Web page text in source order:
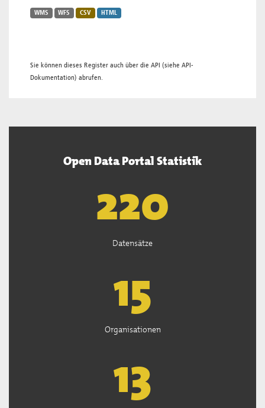
WMS WFS CSV HTML
Sie können dieses Register auch über die API (siehe API-
Dokumentation) abrufen.
Open Data Portal Statistik
222
Datensätze
15
Organisationen
13